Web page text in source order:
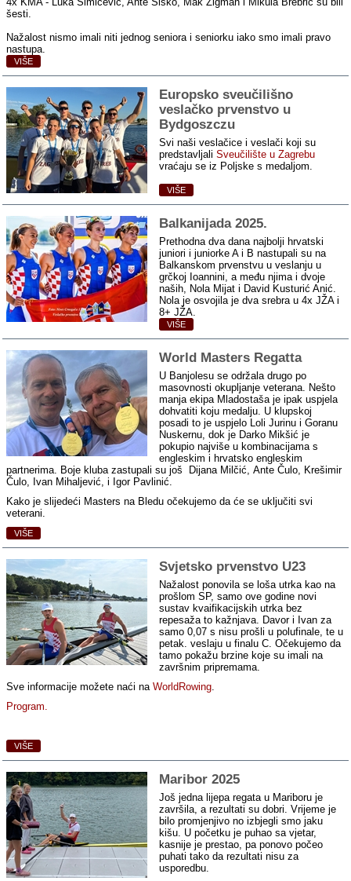
šesti.
Nažalost nismo imali niti jednog seniora i seniorku iako smo imali pravo
nastupa.
VIŠE
Europsko sveučilišno
veslačko prvenstvo u
Bydgoszczu
Svi naši veslačice i veslači koji su
predstavljaliSveučilište u Zagrebu
vraćaju se iz Poljske s medaljom.
VIŠE
Balkanijada 2025.
Prethodna dva dana najbolji hrvatski
juniori i juniorke A i B nastupali su na
Balkanskom prvenstvu u veslanju u
grčkoj Ioannini, a među njima i dvoje
naših, Nola Mijat i David Kusturić Anić.
Nola je osvojila je dva srebra u 4x JŽA i
8+ JŽA.
VIŠE
World Masters Regatta
U Banjolesu se održala drugo po
masovnosti okupljanje veterana. Nešto
manja ekipa Mladostaša je ipak uspjela
dohvatiti koju medalju. U klupskoj
posadi to je uspjelo Loli Jurinu i Goranu
Nuskernu, dok je Darko Mikšić je
pokupio najviše u kombinacijama s
engleskim i hrvatsko engleskim
partnerima. Boje kluba zastupali su još Dijana Milčić, Ante Čulo, Krešimir
Čulo, Ivan Mihaljević, i Igor Pavlinić.
Kako je slijedeći Masters na Bledu očekujemo da će se uključiti svi
veterani.
VIŠE
Svjetsko prvenstvo U23
Nažalost ponovila se loša utrka kao na
prošlom SP, samo ove godine novi
sustav kvaifikacijskih utrka bez
repesaža to kažnjava. Davor i Ivan za
samo 0,07 s nisu prošli u polufinale, te u
petak. veslaju u finalu C. Očekujemo da
tamo pokažu brzine koje su imali na
završnim pripremama.
Sve informacije možete naći naWorldRowing.
Program.
VIŠE
Maribor 2025
Još jedna lijepa regata u Mariboru je
završila, a rezultati su dobri. Vrijeme je
bilo promjenjivo no izbjegli smo jaku
kišu. U početku je puhao sa vjetar,
kasnije je prestao, pa ponovo počeo
puhati tako da rezultati nisu za
usporedbu.